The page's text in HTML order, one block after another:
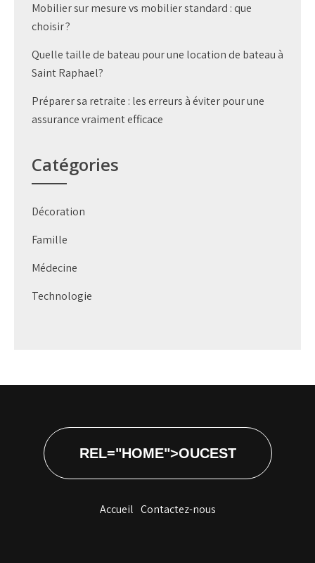
Mobilier sur mesure vs mobilier standard : que
choisir ?
Quelle taille de bateau pour une location de bateau à
Saint Raphael?
Préparer sa retraite : les erreurs à éviter pour une
assurance vraiment efficace
Catégories
Décoration
Famille
Médecine
Technologie
REL="HOME">OUCEST
Accueil Contactez-nous